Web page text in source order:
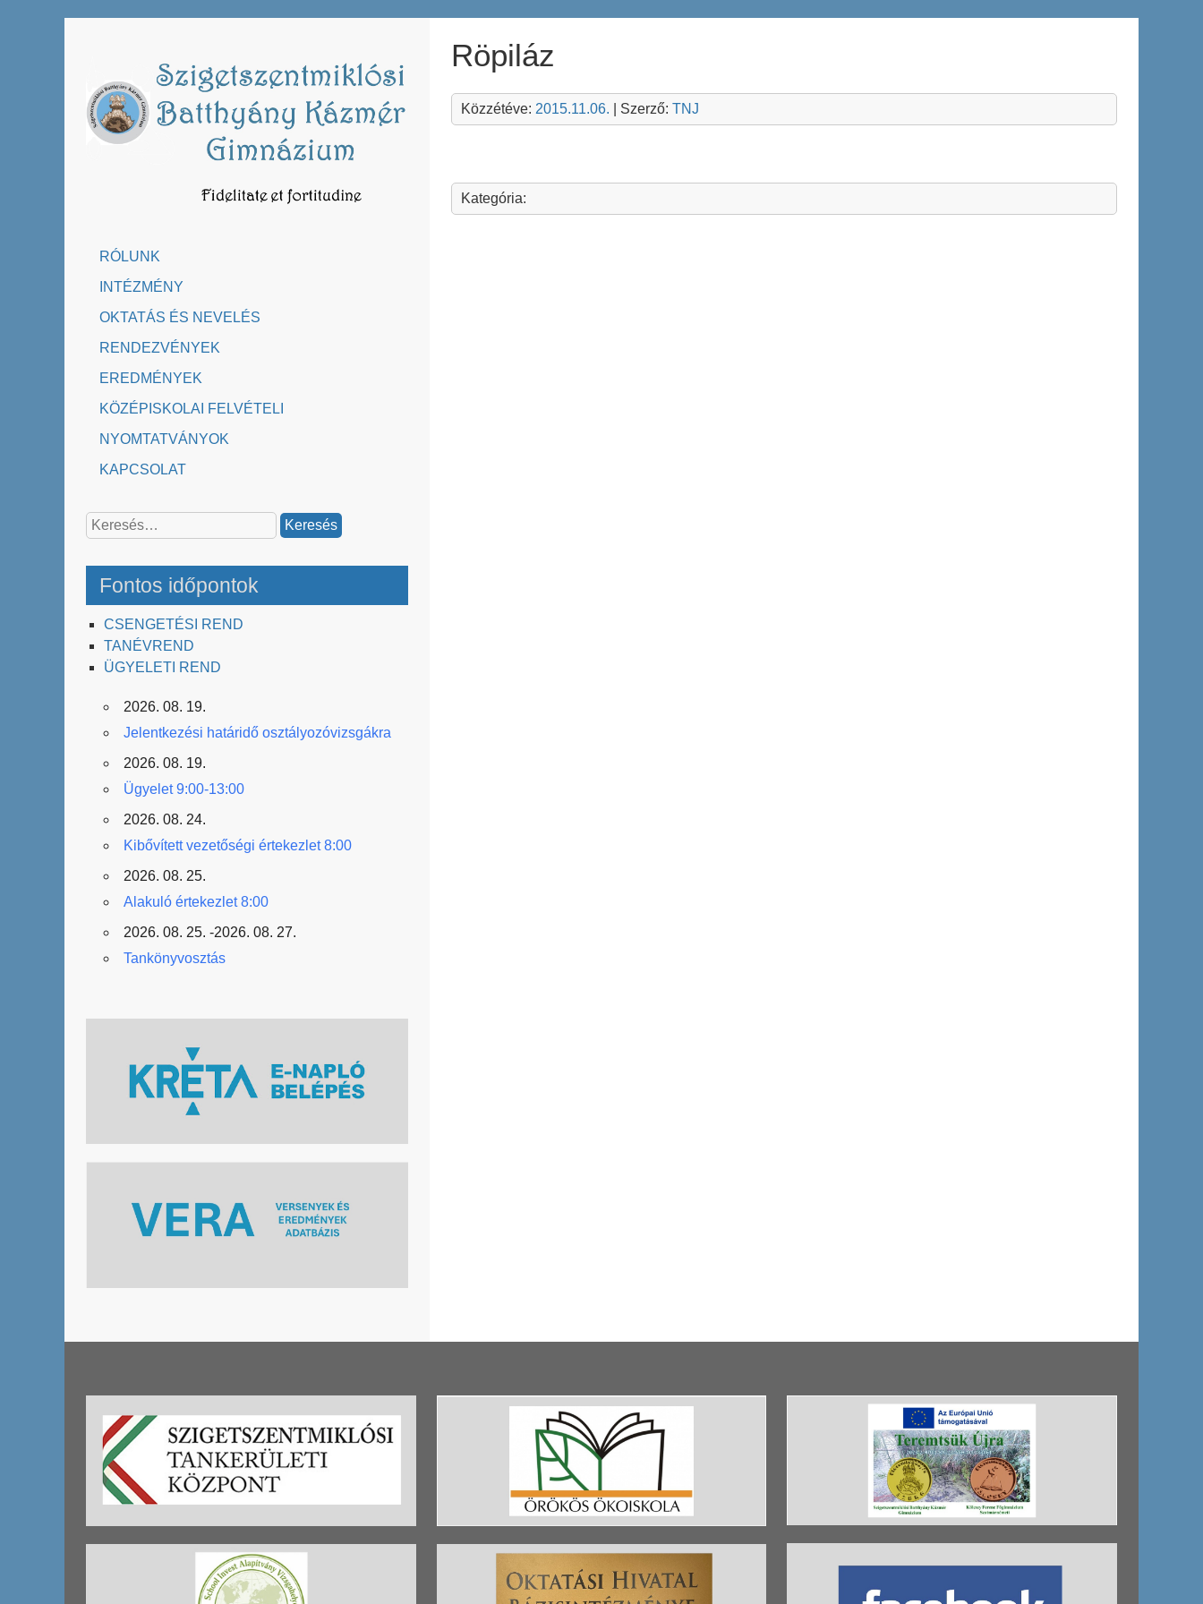
RÓLUNK
INTÉZMÉNY
OKTATÁS ÉS NEVELÉS
RENDEZVÉNYEK
EREDMÉNYEK
KÖZÉPISKOLAI FELVÉTELI
NYOMTATVÁNYOK
KAPCSOLAT
Keresés:
Fontos időpontok
CSENGETÉSI REND
TANÉVREND
ÜGYELETI REND
2026. 08. 19.
Jelentkezési határidő osztályozóvizsgákra
2026. 08. 19.
Ügyelet 9:00-13:00
2026. 08. 24.
Kibővített vezetőségi értekezlet 8:00
2026. 08. 25.
Alakuló értekezlet 8:00
2026. 08. 25. -2026. 08. 27.
Tankönyvosztás
Röpiláz
Közzétéve: 2015.11.06. | Szerző: TNJ
Kategória: